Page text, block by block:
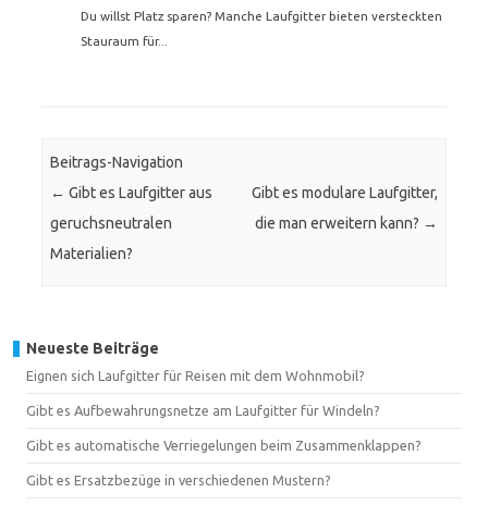
Du willst Platz sparen? Manche Laufgitter bieten versteckten
Stauraum für...
Beitrags-Navigation
← Gibt es Laufgitter aus
geruchsneutralen
Materialien?
Gibt es modulare Laufgitter,
die man erweitern kann? →
Neueste Beiträge
Eignen sich Laufgitter für Reisen mit dem Wohnmobil?
Gibt es Aufbewahrungsnetze am Laufgitter für Windeln?
Gibt es automatische Verriegelungen beim Zusammenklappen?
Gibt es Ersatzbezüge in verschiedenen Mustern?